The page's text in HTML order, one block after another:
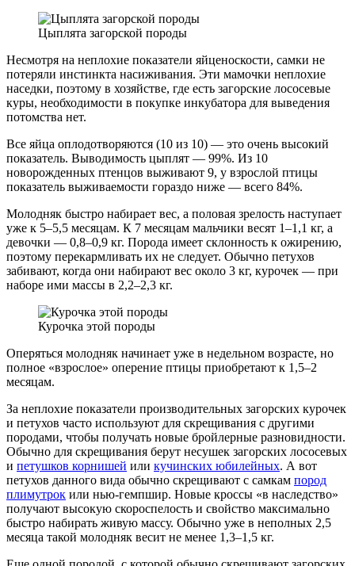
Цыплята загорской породы
Несмотря на неплохие показатели яйценоскости, самки не
потеряли инстинкта насиживания. Эти мамочки неплохие
наседки, поэтому в хозяйстве, где есть загорские лососевые
куры, необходимости в покупке инкубатора для выведения
потомства нет.
Все яйца оплодотворяются (10 из 10) — это очень высокий
показатель. Выводимость цыплят — 99%. Из 10
новорожденных птенцов выживают 9, у взрослой птицы
показатель выживаемости гораздо ниже — всего 84%.
Молодняк быстро набирает вес, а половая зрелость наступает
уже к 5–5,5 месяцам. К 7 месяцам мальчики весят 1–1,1 кг, а
девочки — 0,8–0,9 кг. Порода имеет склонность к ожирению,
поэтому перекармливать их не следует. Обычно петухов
забивают, когда они набирают вес около 3 кг, курочек — при
наборе ими массы в 2,2–2,3 кг.
Курочка этой породы
Оперяться молодняк начинает уже в недельном возрасте, но
полное «взрослое» оперение птицы приобретают к 1,5–2
месяцам.
За неплохие показатели производительных загорских курочек
и петухов часто используют для скрещивания с другими
породами, чтобы получать новые бройлерные разновидности.
Обычно для скрещивания берут несушек загорских лососевых
и петушков корнишей или кучинских юбилейных. А вот
петухов данного вида обычно скрещивают с самкам пород
плимутрок или нью-гемпшир. Новые кроссы «в наследство»
получают высокую скороспелость и свойство максимально
быстро набирать живую массу. Обычно уже в неполных 2,5
месяца такой молодняк весит не менее 1,3–1,5 кг.